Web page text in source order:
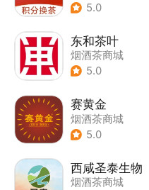
5.0
东和茶叶
烟酒茶商城
5.0
赛黄金
烟酒茶商城
5.0
西咸圣泰生物
烟酒茶商城